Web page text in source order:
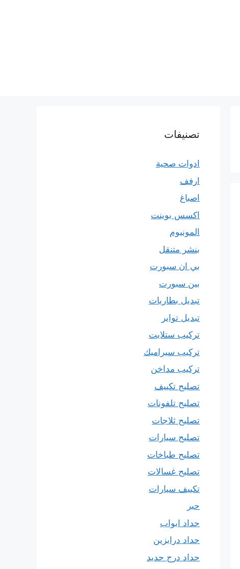
تصنيفات
ادوات صحية
ارفف
اصباغ
اكسس بوينت
المونيوم
بنشر متنقل
بي ان سبورت
بين سبورت
تبديل بطاريات
تبديل تواير
تركيب ستلايت
تركيب سيراميك
تركيب مداخن
تصليح تكييف
تصليح تلفونات
تصليح ثلاجات
تصليح سيارات
تصليح طباخات
تصليح غسالات
تكييف سيارات
حبر
حداد ابواب
حداد درابزين
حداد درج حديد